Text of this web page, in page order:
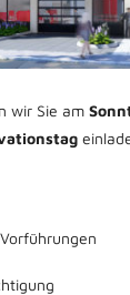
wir Sie am